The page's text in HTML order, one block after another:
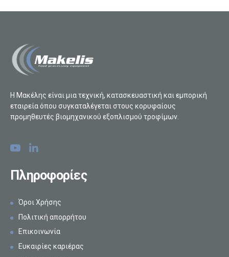
Η Μακέλης είναι μια τεχνική, κατασκευαστική και εμπορική
εταιρεία όπου συγκαταλέγεται στους κορυφαίους
προμηθευτές βιομηχανικού εξοπλισμού τροφίμων.
Πληροφορίες
Όροι Χρήσης
Πολιτική απορρήτου
Επικοινωνία
Ευκαιρίες καριέρας